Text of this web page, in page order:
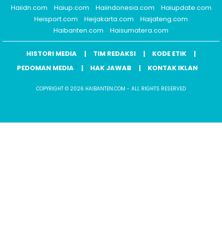
Haiidn.com
Haiup.com Haiindonesia.com
Haiupdate.com
Heisport.com
Heijakarta.com
Haijateng.com
Haibanten.com
Haisumatera.com
HISTORI MEDIA TIM REDAKSI
KODE ETIK
PEDOMAN MEDIA
HAK JAWAB KONTAK IKLAN
COPYRIGHT © 2026 HAIBANTEN.COM - ALL RIGHTS RESERVED